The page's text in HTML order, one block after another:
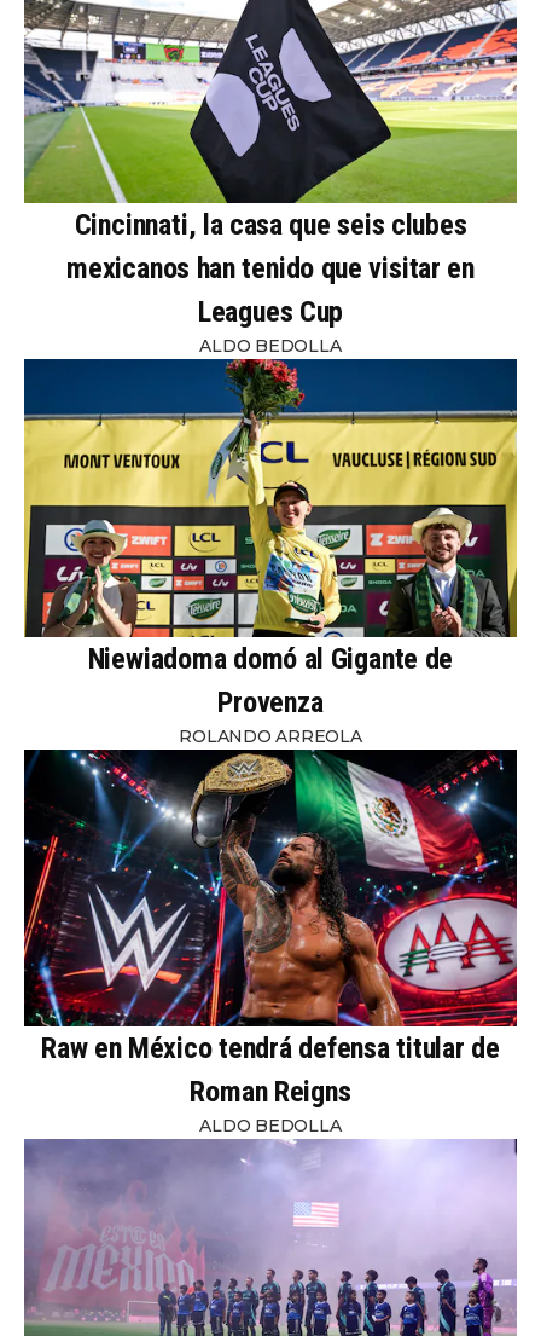
Cincinnati, la casa que seis clubes
mexicanos han tenido que visitar en
Leagues Cup
ALDO BEDOLLA
Niewiadoma domó al Gigante de
Provenza
ROLANDO ARREOLA
Raw en México tendrá defensa titular de
Roman Reigns
ALDO BEDOLLA